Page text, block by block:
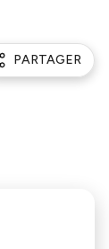
PARTAGER